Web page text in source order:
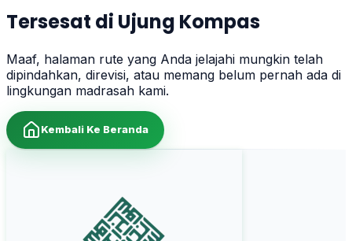
Tersesat di Ujung Kompas
Maaf, halaman rute yang Anda jelajahi mungkin telah
dipindahkan, direvisi, atau memang belum pernah ada di
lingkungan madrasah kami.
Kembali Ke Beranda